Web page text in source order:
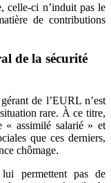
celle-ci n’induit pas le
de contributions
de la sécurité
de l’EURL n’est
rare. À ce titre,
« assimilé salarié » et
que ces derniers,
chômage.
permettent pas de